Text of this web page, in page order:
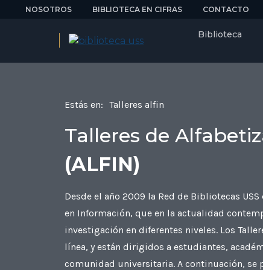
NOSOTROS BIBLIOTECA EN CIFRAS CONTACTO
Biblioteca
Estás en: Talleres alfin
Talleres de
(ALFIN)
Desde el año 2009 la Red de Bibliotecas
en Información, que en la actualidad
investigación en diferentes niveles. Los
línea, y están dirigidos a estudiantes,
comunidad universitaria. A continuación, se